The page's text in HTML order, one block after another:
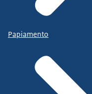
Papiamento